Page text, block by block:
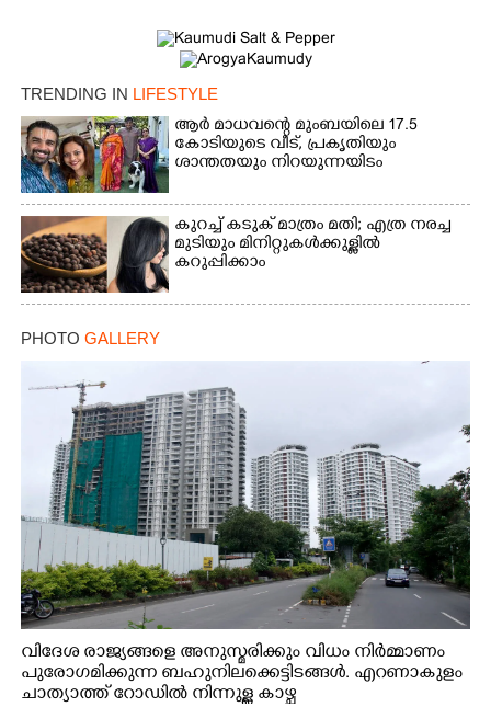
TRENDING IN LIFESTYLE
ആർ മാധവന്റെ മുംബയിലെ 17.5
കോടിയുടെ വീട്,​ പ്രകൃതിയും
ശാന്തതയും നിറയുന്നയിടം
കുറച്ച് കടുക് മാത്രം മതി; എത്ര നരച്ച
മുടിയും മിനിറ്റുകൾക്കുള്ളിൽ
കറുപ്പിക്കാം
PHOTO GALLERY
വിദേശ രാജ്യങ്ങളെ അനുസ്മരിക്കും വിധം നിർമ്മാണം
പുരോഗമിക്കുന്ന ബഹുനിലക്കെട്ടിടങ്ങൾ. എറണാകുളം
ചാത്യാത്ത് റോഡിൽ നിന്നുള്ള കാഴ്ച
Copy Link